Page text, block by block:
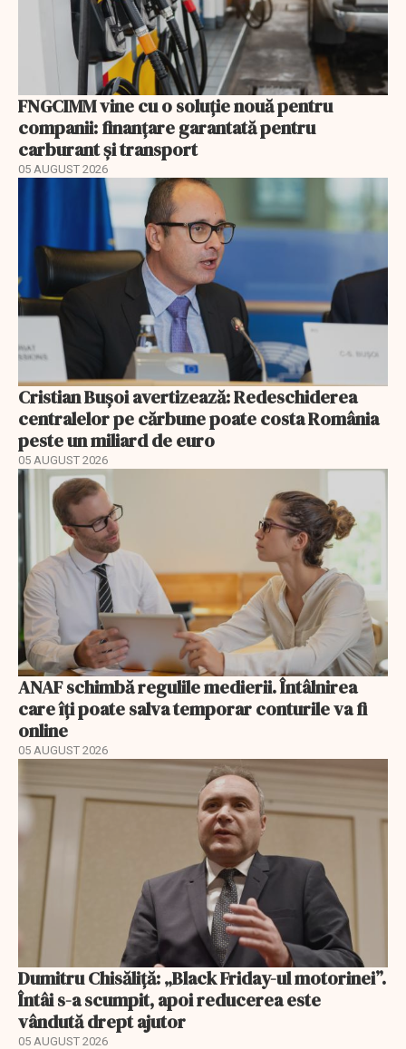
FNGCIMM vine cu o soluție nouă pentru
companii: finanțare garantată pentru
carburant și transport
05 AUGUST 2026
Cristian Bușoi avertizează: Redeschiderea
centralelor pe cărbune poate costa România
peste un miliard de euro
05 AUGUST 2026
ANAF schimbă regulile medierii. Întâlnirea
care îți poate salva temporar conturile va fi
online
05 AUGUST 2026
Dumitru Chisăliță: „Black Friday-ul motorinei”.
Întâi s-a scumpit, apoi reducerea este
vândută drept ajutor
05 AUGUST 2026